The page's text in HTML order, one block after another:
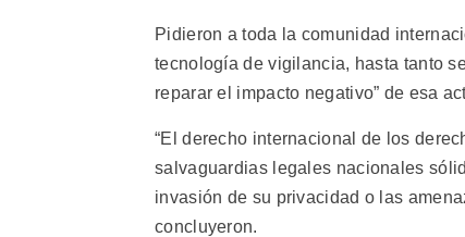
Pidieron a toda la comunidad
tecnología de vigilancia, hasta tanto
reparar el impacto negativo” de esa
“El derecho internacional de los
salvaguardias legales nacionales
invasión de su privacidad o las
concluyeron.